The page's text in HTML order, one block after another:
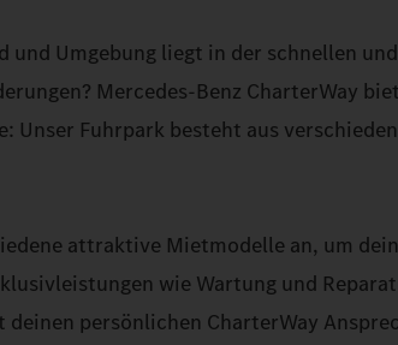
und Umgebung liegt in der schnellen
Mercedes-Benz CharterWay
Unser Fuhrpark besteht aus
attraktive Mietmodelle an, um
wie Wartung und
persönlichen CharterWay